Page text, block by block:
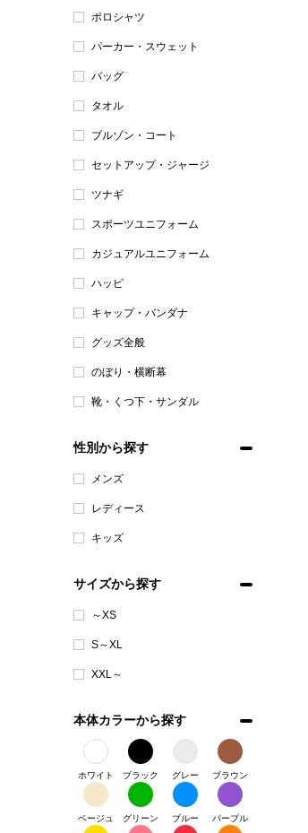
ポロシャツ
パーカー・スウェット
バッグ
タオル
ブルゾン・コート
セットアップ・ジャージ
ツナギ
スポーツユニフォーム
カジュアルユニフォーム
ハッピ
キャップ・バンダナ
グッズ全般
のぼり・横断幕
靴・くつ下・サンダル
性別から探す
メンズ
レディース
キッズ
サイズから探す
～XS
S～XL
XXL～
本体カラーから探す
ホワイト ブラック グレー ブラウン
ベージュ グリーン ブルー パープル